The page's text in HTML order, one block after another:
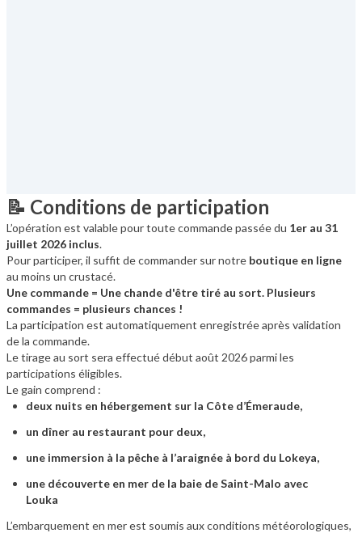
📝 Conditions de participation
L’opération est valable pour toute commande passée du 1er au 31
juillet 2026 inclus.
Pour participer, il suffit de commander sur notre boutique en ligne
au moins un crustacé.
Une commande = Une chande d'être tiré au sort. Plusieurs
commandes = plusieurs chances !
La participation est automatiquement enregistrée après validation
de la commande.
Le tirage au sort sera effectué début août 2026 parmi les
participations éligibles.
Le gain comprend :
deux nuits en hébergement sur la Côte d’Émeraude,
un dîner au restaurant pour deux,
une immersion à la pêche à l’araignée à bord du Lokeya,
une découverte en mer de la baie de Saint-Malo avec
Louka
L’embarquement en mer est soumis aux conditions météorologiques,